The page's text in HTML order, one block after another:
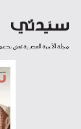
مجلة الأسرة العصرية تعنى